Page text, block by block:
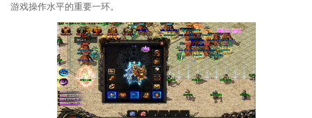
游戏操作水平的重要一环。